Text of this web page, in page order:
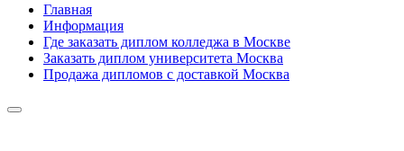
Главная
Информация
Где заказать диплом колледжа в Москве
Заказать диплом университета Москва
Продажа дипломов с доставкой Москва